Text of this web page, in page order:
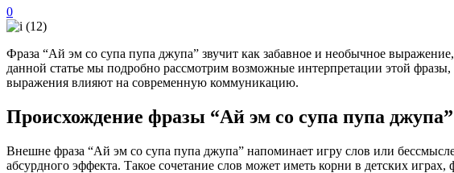
0
Фраза “Ай эм со супа пупа джупа” звучит как забавное и необычное
данной статье мы подробно рассмотрим возможные интерпретации этой
выражения влияют на современную коммуникацию.
Происхождение фразы “Ай эм со супа пупа джупа”
Внешне фраза “Ай эм со супа пупа джупа” напоминает игру слов или
абсурдного эффекта. Такое сочетание слов может иметь корни в детских